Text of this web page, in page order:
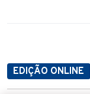
EDIÇÃO ONLINE